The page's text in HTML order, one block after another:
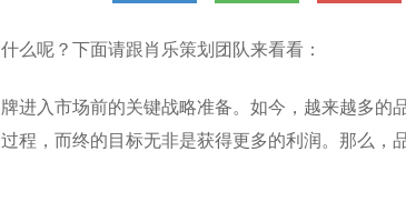
么呢？下面请跟肖乐策划团队来看看：
进入市场前的关键战略准备。如今，越来越多的
程，而终的目标无非是获得更多的利润。那么，